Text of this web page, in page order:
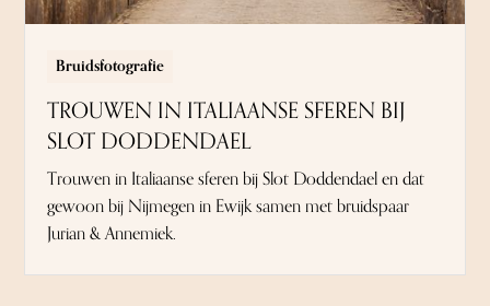
Bruidsfotografie
TROUWEN IN ITALIAANSE SFEREN BIJ
SLOT DODDENDAEL
Trouwen in Italiaanse sferen bij Slot Doddendael en dat
gewoon bij Nijmegen in Ewijk samen met bruidspaar
Jurian & Annemiek.